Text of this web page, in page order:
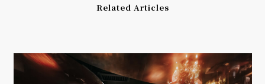
Related Articles